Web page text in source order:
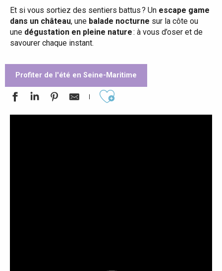
Et si vous sortiez des sentiers battus ? Un escape game
dans un château, une balade nocturne sur la côte ou
une dégustation en pleine nature: à vous d’oser et de
savourer chaque instant.
Profiter de l'été en Seine-Maritime
Ajouter aux favoris